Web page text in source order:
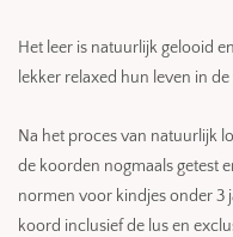
Het leer is natuurlijk gelooid
lekker relaxed hun leven in
Na het proces van natuurlijk
de koorden nogmaals getest
normen voor kindjes onder 3
koord inclusief de lus en